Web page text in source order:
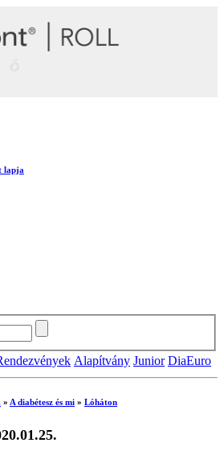
lapja
Alapítvány Junior DiaEuro
» A diabétesz és mi » Lóháton